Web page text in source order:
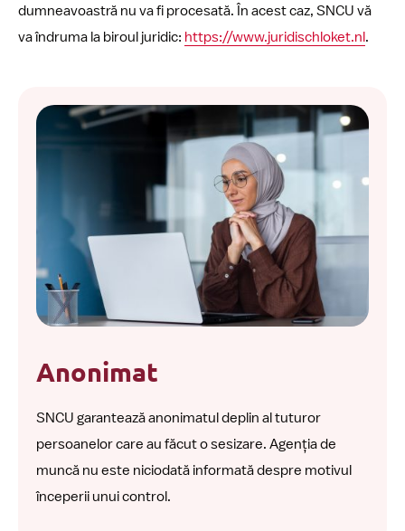
dumneavoastră nu va fi procesată. În acest caz, SNCU vă
va îndruma la biroul juridic: https://www.juridischloket.nl.
Anonimat
SNCU garantează anonimatul deplin al tuturor
persoanelor care au făcut o sesizare. Agenția de
muncă nu este niciodată informată despre motivul
începerii unui control.